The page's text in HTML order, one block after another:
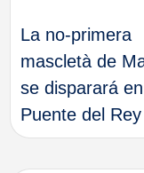
de
La no-primera
mascletà de
se disparará
Puente del Rey